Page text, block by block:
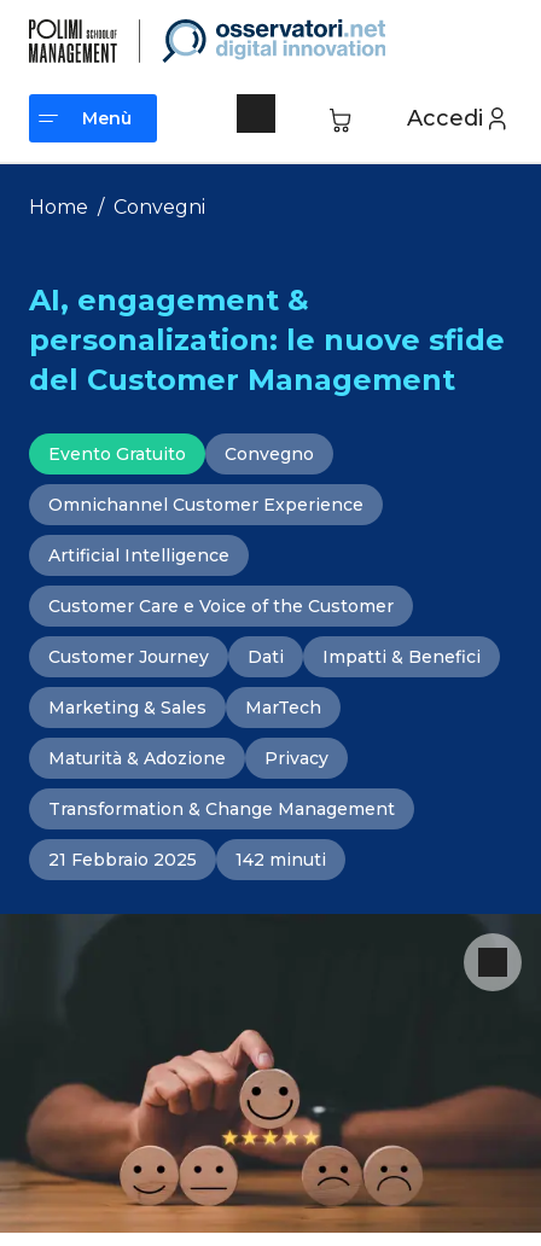
contenuto
Accedi
Menù
Menù
Home / Convegni
AI, engagement &
personalization: le nuove sfide
del Customer Management
Evento Gratuito Convegno
Omnichannel Customer Experience
Artificial Intelligence
Customer Care e Voice of the Customer
Customer Journey Dati Impatti & Benefici
Marketing & Sales MarTech
Maturità & Adozione Privacy
Transformation & Change Management
21 Febbraio 2025 142 minuti